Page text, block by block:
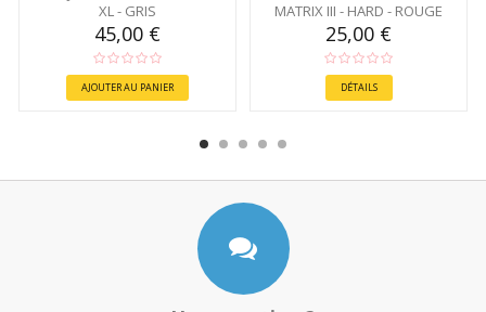
XL - GRIS
45,00 €
AJOUTER AU PANIER
MATRIX III - HARD - ROUGE
25,00 €
DÉTAILS